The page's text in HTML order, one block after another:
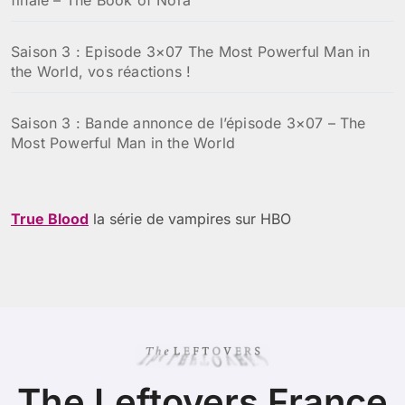
Saison 3 : Episode 3×07 The Most Powerful Man in
the World, vos réactions !
Saison 3 : Bande annonce de l’épisode 3×07 – The
Most Powerful Man in the World
True Blood la série de vampires sur HBO